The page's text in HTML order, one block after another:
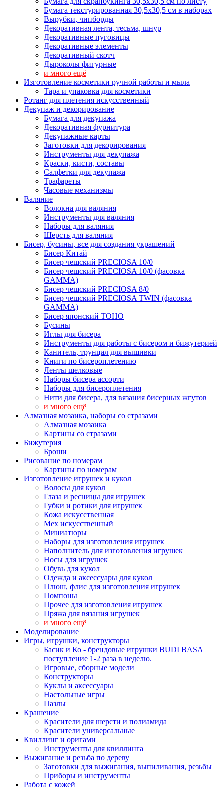
Бумага текстурированная 30,5х30,5 см в наборах
Вырубки, чипборды
Декоративная лента, тесьма, шнур
Декоративные пуговицы
Декоративные элементы
Декоративный скотч
Дыроколы фигурные
и много ещё
Изготовление косметики ручной работы и мыла
Тара и упаковка для косметики
Ротанг для плетения искусственный
Декупаж и декорирование
Бумага для декупажа
Декоративная фурнитура
Декупажные карты
Заготовки для декорирования
Инструменты для декупажа
Краски, кисти, составы
Салфетки для декупажа
Трафареты
Часовые механизмы
Валяние
Волокна для валяния
Инструменты для валяния
Наборы для валяния
Шерсть для валяния
Бисер, бусины, все для создания украшений
Бисер Китай
Бисер чешский PRECIOSA 10/0
Бисер чешский PRECIOSA 10/0 (фасовка
GAMMA)
Бисер чешский PRECIOSA 8/0
Бисер чешский PRECIOSA TWIN (фасовка
GAMMA)
Бисер японский TOHO
Бусины
Иглы для бисера
Инструменты для работы с бисером и бижутерией
Канитель, трунцал для вышивки
Книги по бисероплетению
Ленты шелковые
Наборы бисера ассорти
Наборы для бисероплетения
Нити для бисера, для вязания бисерных жгутов
и много ещё
Алмазная мозаика, наборы со стразами
Алмазная мозаика
Картины co стразами
Бижутерия
Броши
Рисование по номерам
Картины по номерам
Изготовление игрушек и кукол
Волосы для кукол
Глаза и ресницы для игрушек
Губки и ротики для игрушек
Кожа искусственная
Мех искусственный
Миниатюры
Наборы для изготовления игрушек
Наполнитель для изготовления игрушек
Носы для игрушек
Обувь для кукол
Одежда и аксессуары для кукол
Плюш, флис для изготовления игрушек
Помпоны
Прочее для изготовления игрушек
Пряжа для вязания игрушек
и много ещё
Моделирование
Игры, игрушки, конструкторы
Басик и Ко - брендовые игрушки BUDI BASA
поступление 1-2 раза в неделю.
Игровые, сборные модели
Конструкторы
Куклы и аксессуары
Настольные игры
Пазлы
Крашение
Красители для шерсти и полиамида
Красители универсальные
Квиллинг и оригами
Инструменты для квиллинга
Выжигание и резьба по дереву
Заготовки для выжигания, выпиливания, резьбы
Приборы и инструменты
Работа с кожей